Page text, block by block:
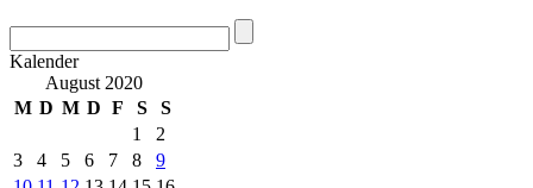
Kalender
August 2020
M D M D F S
S
1
2
3
4 5 6 7 8
9